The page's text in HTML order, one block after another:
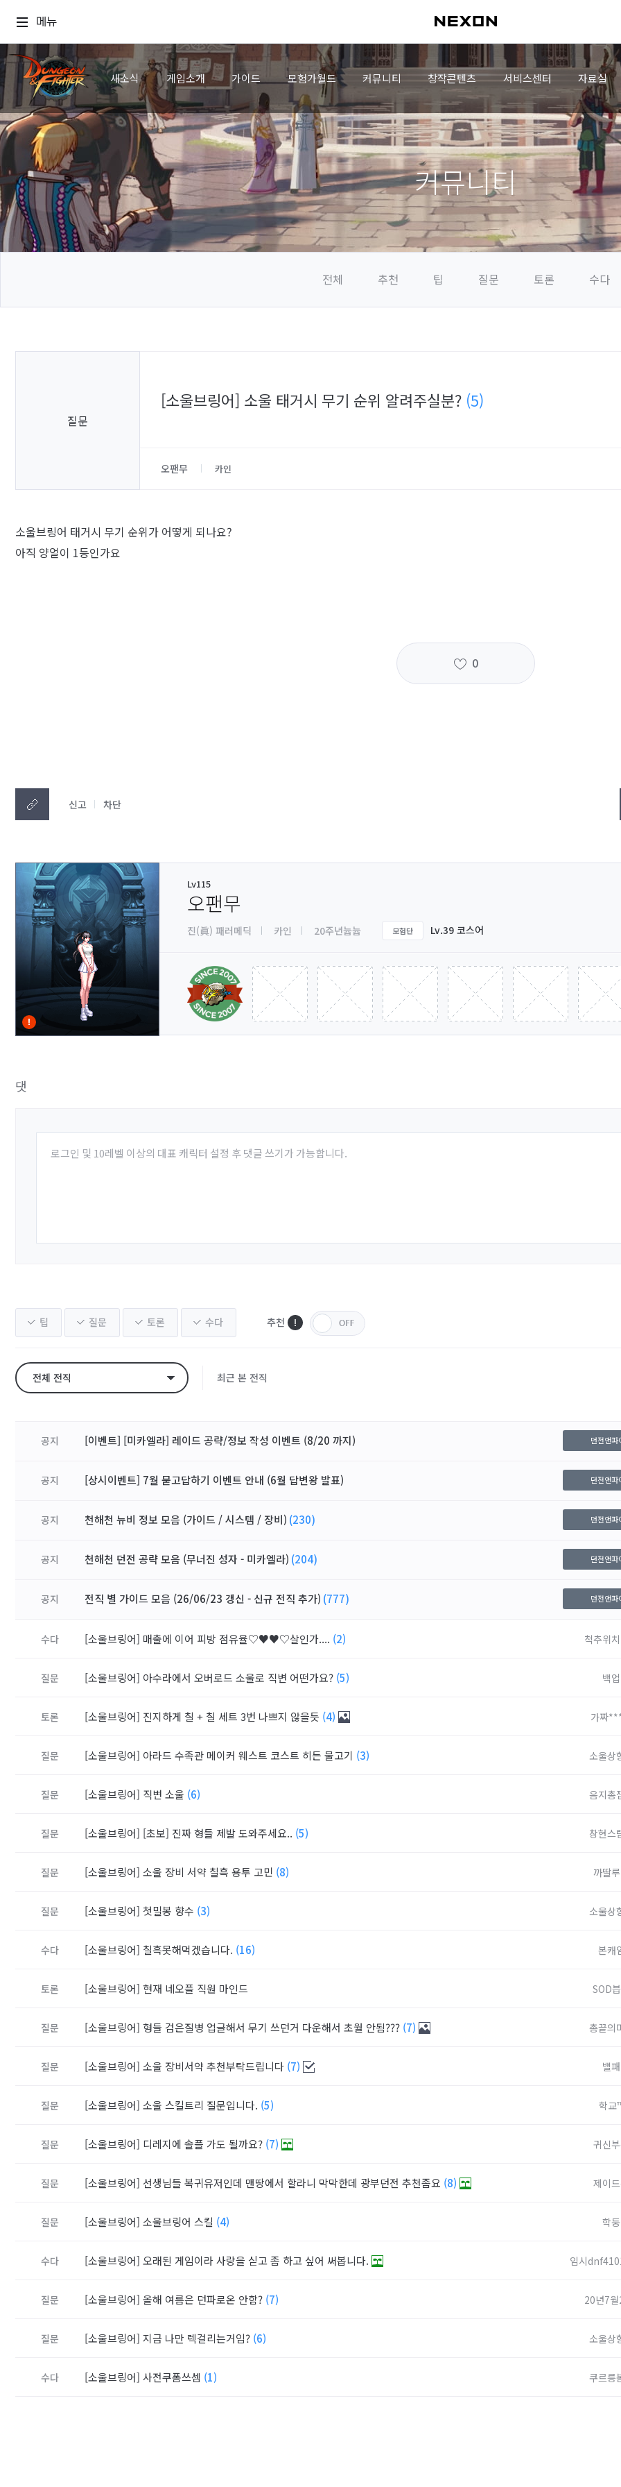
메뉴
새소식 게임소개 가이드 모험가월드 커뮤니티 창작콘텐츠 서비스센터 자료실
커뮤니티
전체 추천 팁 질문 토론 수다
질문
[소울브링어] 소울 태거시 무기 순위 알려주실분? (5)
오팬무 카인
소울브링어 태거시 무기 순위가 어떻게 되나요?
아직 양얼이 1등인가요
0
신고 차단
Lv115
오팬무
진(眞) 패러메딕 카인 20주년늅늅 모험단 Lv.39 코스어
댓
로그인 및 10레벨 이상의 대표 캐릭터 설정 후 댓글 쓰기가 가능합니다.
팁 질문 토론 수다 추천
전체 전직 최근 본 전직
공지 [이벤트] [미카엘라] 레이드 공략/정보 작성 이벤트 (8/20 까지) 던전앤파
공지 [상시이벤트] 7월 묻고답하기 이벤트 안내 (6월 답변왕 발표) 던전앤파
공지 천해천 뉴비 정보 모음 (가이드 / 시스템 / 장비) (230) 던전앤파
공지 천해천 던전 공략 모음 (무너진 성자 - 미카엘라) (204) 던전앤파
공지 전직 별 가이드 모음 (26/06/23 갱신 - 신규 전직 추가) (777) 던전앤파
수다 [소울브링어] 매출에 이어 피방 점유율♡♥♥♡살인가.... (2) 척추위
질문 [소울브링어] 아수라에서 오버로드 소울로 직변 어떤가요? (5) 백업
토론 [소울브링어] 진지하게 칠 + 칠 세트 3번 나쁘지 않을듯 (4) 가짜
질문 [소울브링어] 아라드 수족관 메이커 웨스트 코스트 히든 물고기 (3) 소울상
질문 [소울브링어] 직변 소울 (6) 음지총
질문 [소울브링어] [초보] 진짜 형들 제발 도와주세요.. (5) 창현스
질문 [소울브링어] 소울 장비 서약 칠흑 용투 고민 (8) 까딸
질문 [소울브링어] 첫밀봉 향수 (3) 소울상
수다 [소울브링어] 칠흑못해먹겠습니다. (16) 본캐
토론 [소울브링어] 현재 네오플 직원 마인드 SOD
질문 [소울브링어] 형들 검은질병 업글해서 무기 쓰던거 다운해서 초월 안됨??? (7) 총끝의
질문 [소울브링어] 소울 장비서약 추천부탁드립니다 (7) 밸패
질문 [소울브링어] 소울 스킬트리 질문입니다. (5) 학교
질문 [소울브링어] 디레지에 솔플 가도 될까요? (7) 귀신
질문 [소울브링어] 선생님들 복귀유저인데 맨땅에서 할라니 막막한데 광부던전 추천좀요 (8) 제이
질문 [소울브링어] 소울브링어 스킬 (4) 학둥
수다 [소울브링어] 오래된 게임이라 사랑을 싣고 좀 하고 싶어 써봅니다. 임시
질문 [소울브링어] 올해 여름은 던파로온 안함? (7) 20년7월
질문 [소울브링어] 지금 나만 렉걸리는거임? (6) 소울상
수다 [소울브링어] 사전쿠폼쓰셈 (1) 쿠르릉